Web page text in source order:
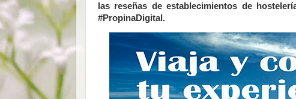
las reseñas de establecimientos de
#PropinaDigital.